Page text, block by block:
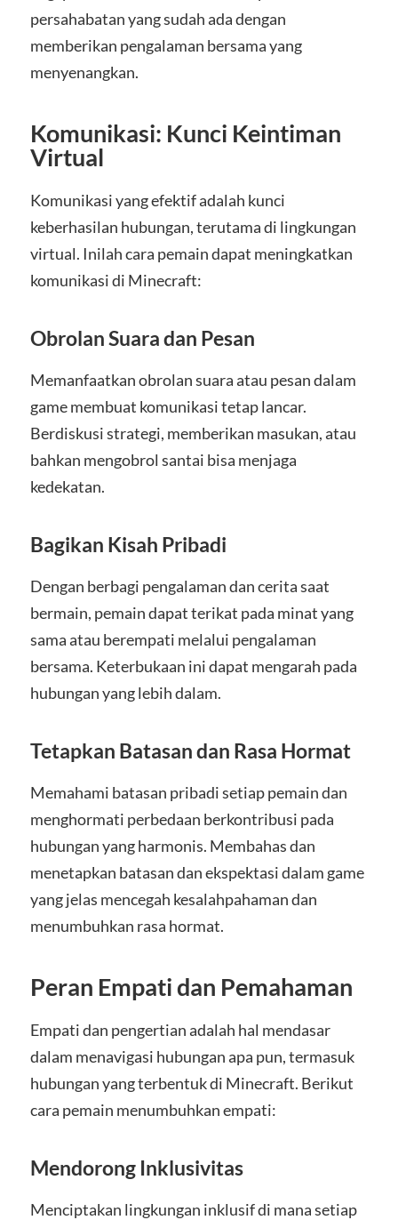
persahabatan yang sudah ada dengan
memberikan pengalaman bersama yang
menyenangkan.
Komunikasi: Kunci Keintiman
Virtual
Komunikasi yang efektif adalah kunci
keberhasilan hubungan, terutama di lingkungan
virtual. Inilah cara pemain dapat meningkatkan
komunikasi di Minecraft:
Obrolan Suara dan Pesan
Memanfaatkan obrolan suara atau pesan dalam
game membuat komunikasi tetap lancar.
Berdiskusi strategi, memberikan masukan, atau
bahkan mengobrol santai bisa menjaga
kedekatan.
Bagikan Kisah Pribadi
Dengan berbagi pengalaman dan cerita saat
bermain, pemain dapat terikat pada minat yang
sama atau berempati melalui pengalaman
bersama. Keterbukaan ini dapat mengarah pada
hubungan yang lebih dalam.
Tetapkan Batasan dan Rasa Hormat
Memahami batasan pribadi setiap pemain dan
menghormati perbedaan berkontribusi pada
hubungan yang harmonis. Membahas dan
menetapkan batasan dan ekspektasi dalam game
yang jelas mencegah kesalahpahaman dan
menumbuhkan rasa hormat.
Peran Empati dan Pemahaman
Empati dan pengertian adalah hal mendasar
dalam menavigasi hubungan apa pun, termasuk
hubungan yang terbentuk di Minecraft. Berikut
cara pemain menumbuhkan empati:
Mendorong Inklusivitas
Menciptakan lingkungan inklusif di mana setiap